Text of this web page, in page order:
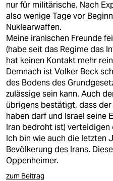
nur für militärische. Nach
also wenige Tage vor
Nuklearwaffen.
Meine iranischen Freunde
(habe seit das Regime das
hat keinen Kontakt mehr
Demnach ist Volker Beck
des Bodens des
zulässige sein kann. Auch
übrigens bestätigt, dass
haben darf und Israel seine
Iran bedroht ist) verteidigen
Ich bin wie auch die letzten
Bevölkerung des Irans.
Oppenheimer.
zum Beitrag